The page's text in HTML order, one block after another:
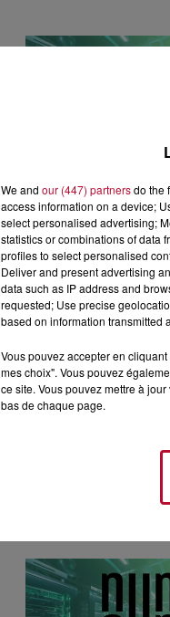
DATA GALAXY:
PLATEFORME
POUR
EXPLOITER
ACCOMPAGNE
DE LA
We and our (447) partnersdo the
access information on a device;
select personalised advertising;
statistics or combinations of data
profiles to select personalised
Deliver and present advertising
data such as IP address and
requested; Use precise
based on information transmitted
Vous pouvez accepter en
mes choix". Vous pouvez
ce site. Vous pouvez mettre à
bas de chaque page.